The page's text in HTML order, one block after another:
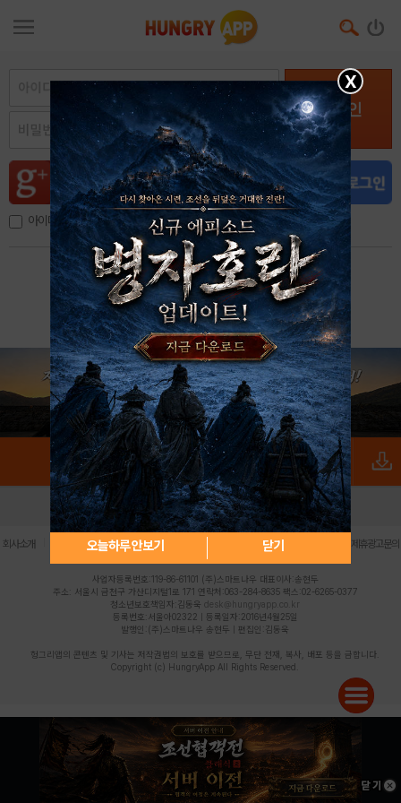
로그인
아이디, 이메일 저장
아이디 / 비밀번호 찾기 회원가입
X
오늘하루 안보기 닫기
로그인 PC버전 전체앱
회사소개 | 개인정보 처리방침 불법촬영물 신고센터 제휴광고문의
사업자등록번호:119-86-61101 (주)스마트나우 대표이사:송현두
주소: 서울시 금천구 가산디지털1로 171 연락처:063-284-8635 팩스:02-6265-0377
청소년보호책임자:김동욱 desk@hungryapp.co.kr
등록번호:서울아02322 | 등록일자:2016년4월25일
발행인:(주)스마트나우 송현두 | 편집인:김동욱
헝그리앱의 콘텐츠 및 기사는 저작권법의 보호를 받으므로, 무단 전재, 복사, 배포 등을 금합니다.
Copyright (c) HungryApp All Rights Reserved.